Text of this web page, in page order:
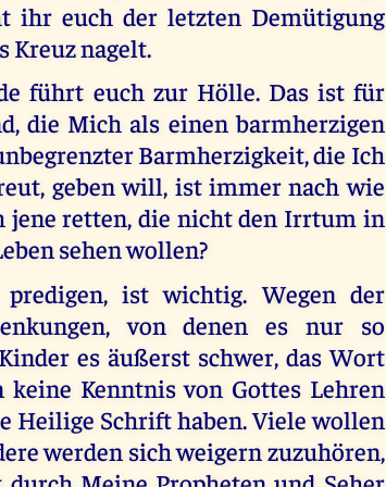
ihr euch der letzten Demütigung
Kreuz nagelt.
führt euch zur Hölle. Das ist für
die Mich als einen barmherzigen
Barmherzigkeit, die Ich
geben will, ist immer nach wie
jene retten, die nicht den Irrtum in
sehen wollen?
ist wichtig. Wegen der
von denen es nur so
es äußerst schwer, das Wort
keine Kenntnis von Gottes Lehren
Heilige Schrift haben. Viele wollen
werden sich weigern zuzuhören,